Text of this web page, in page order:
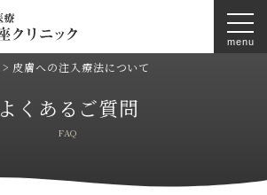
> 皮膚への注入療法について
よくあるご質問
FAQ